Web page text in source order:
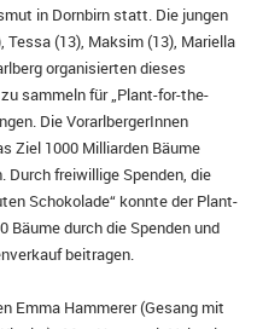
in Dornbirn statt. Die jungen
Tessa (13), Maksim (13), Mariella
organisierten dieses
sammeln für „Plant-for-the-
Die VorarlbergerInnen
Ziel 1000 Milliarden Bäume
Durch freiwillige Spenden, die
Schokolade“ konnte der Plant-
Bäume durch die Spenden und
beitragen.
Emma Hammerer (Gesang mit